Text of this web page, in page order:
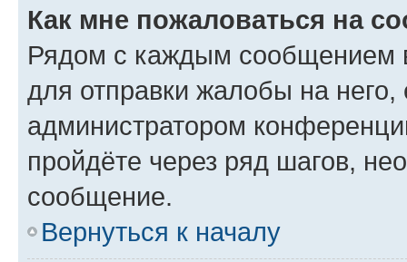
Как мне пожаловаться на
Рядом с каждым сообщением
для отправки жалобы на
администратором
пройдёте через ряд шагов,
сообщение.
Вернуться к началу